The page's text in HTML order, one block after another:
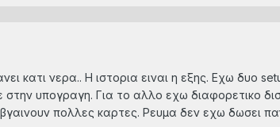
κατι νερα.. Η ιστορια ειναι η εξης. Εχω δυο
στην υπογραγη. Για το αλλο εχω διαφορετικο
πολλες καρτες. Ρευμα δεν εχω δωσει